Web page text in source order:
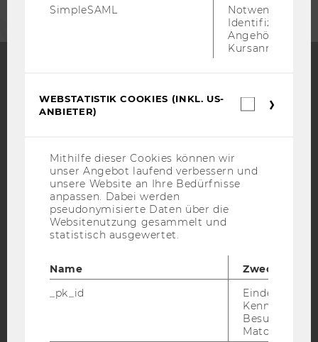
IMPRESSUM
BARRIEREFREIHEITSERKLÄRUNG WEBSEITE
DATENSCHUTZERKLÄRUNG
DATENSCHUTZERKLÄRUNG SOCIAL MEDIA
STUDIENBEWERBER*INNEN UND STUDIERENDE
SimpleSAML
Notwendig zur
Identifizierung
Angehörige/r für
Kursanmeldung.
WEBSTATISTIK COOKIES (INKL. US-
ANBIETER)
Mithilfe dieser Cookies können wir
unser Angebot laufend verbessern und
unsere Website an Ihre Bedürfnisse
anpassen. Dabei werden
pseudonymisierte Daten über die
Websitenutzung gesammelt und
statistisch ausgewertet.
Name
Zweck
_pk_id
Eindeutige
Besuchers
Matomo.